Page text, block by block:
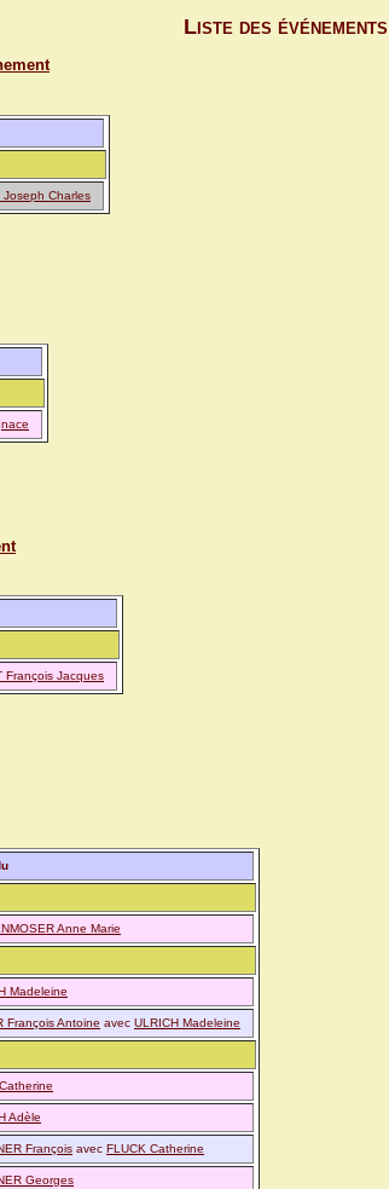
Liste des
Joseph Charles
François Jacques
Anne Marie
Madeleine
François Antoine avec ULRICH Madeleine
Adèle
François avec FLUCK Catherine
Georges